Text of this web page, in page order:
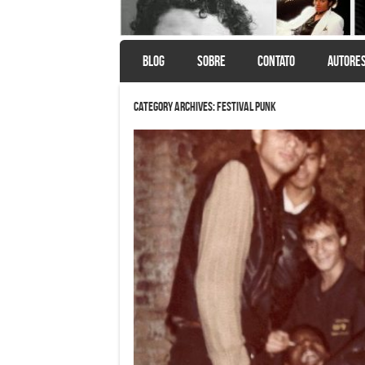
Menu
SKIP TO CONTENT
BLOG SOBRE CONTATO
Category Archives:Festival Punk